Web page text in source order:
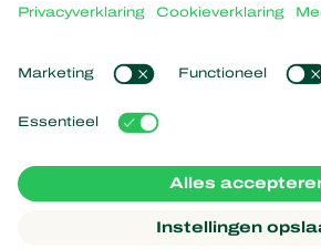
Roofinsecten
Nuttige nematoden
Nuttige micro-organismen
Gewasbescherming
Nieuws en informatie
Duurzaamheid
Werken bij Koppert
Contact
Populaire links
Ervaringen van klanten
Koppert One
Koppert Global
Cookies beheren